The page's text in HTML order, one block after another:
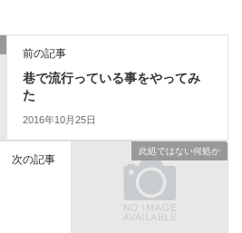
前の記事
巷で流行っている事をやってみ
た
2016年10月25日
此処ではない何処か
次の記事